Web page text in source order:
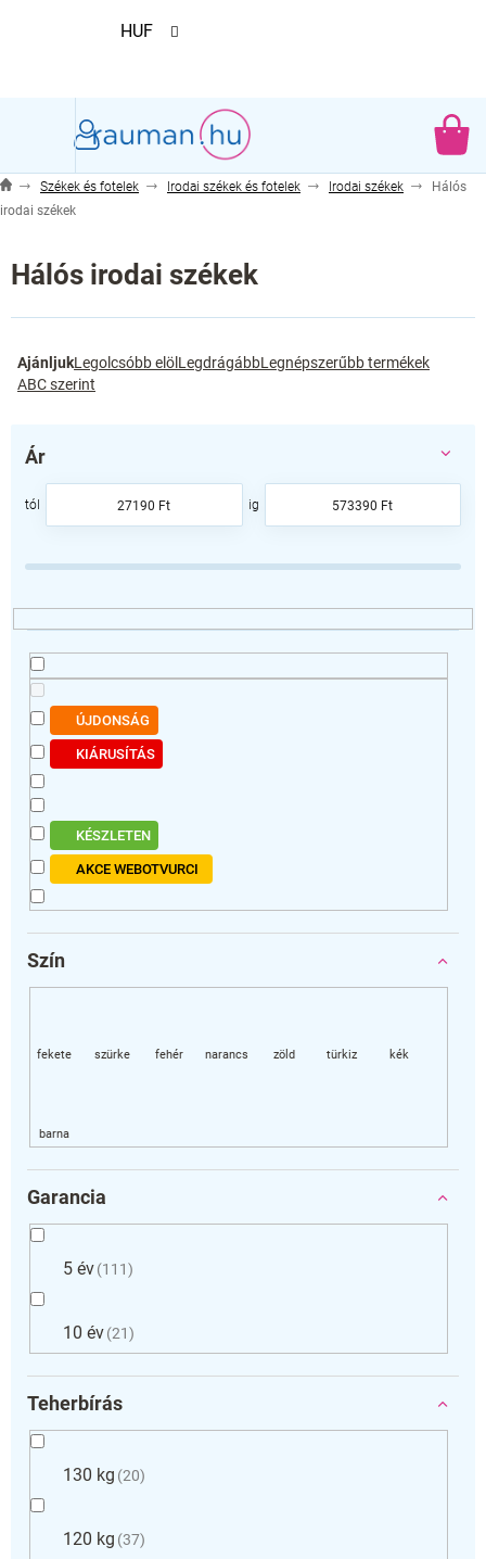
HUF
Székek és fotelek Irodai székek és fotelek Irodai székek
Hálós
irodai székek
Hálós irodai székek
e
r
k
k
e
d
e
AjánljukLegolcsóbb elöl LegdrágábbLegnépszerűbb termékek
ABC szerint
Ár
27190 Ft 573390 Ft
ÚJDONSÁG
KIÁRUSÍTÁS
KÉSZLETEN
AKCE WEBOTVURCI
Szín
Garancia
5 év 111
10 év 21
Teherbírás
130 kg 20
120 kg 37